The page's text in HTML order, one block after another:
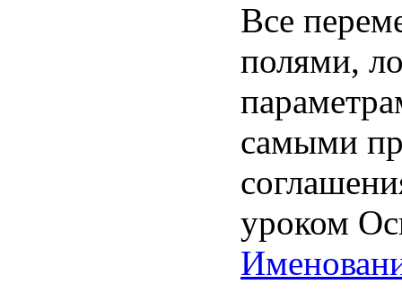
Все
полями,
самыми
уроком